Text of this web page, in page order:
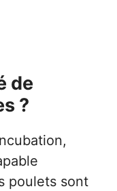
de
?
poulets sont